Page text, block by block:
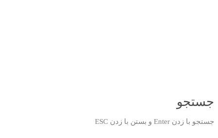
جستجو
جستجو با زدن Enter و بستن با زدن ESC